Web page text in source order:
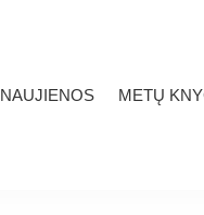
NAUJIENOS METŲ